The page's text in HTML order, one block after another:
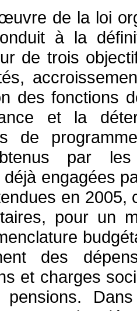
de la loi
à la
de trois
des fonctions
et la
de
par les
déjà engagées
en 2005,
pour un
des
et charges
pensions.